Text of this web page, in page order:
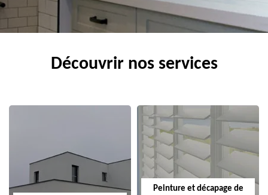
Découvrir nos services
Peinture et décapage de